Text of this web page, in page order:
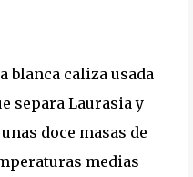
blanca caliza usada
separa Laurasia y
doce masas de
medias